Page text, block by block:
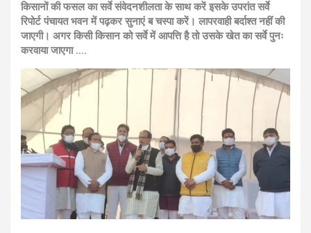
किसानों की फसल का सर्वे संवेदनशीलता के साथ करें इसके उपरांत सर्वे
रिपोर्ट पंचायत भवन में पढ़कर सुनाएं ब चस्पा करें। लापरवाही बर्दाश्त नहीं की
जाएगी। अगर किसी किसान को सर्वे में आपत्ति है तो उसके खेत का सर्वे पुनः
करवाया जाएगा ….